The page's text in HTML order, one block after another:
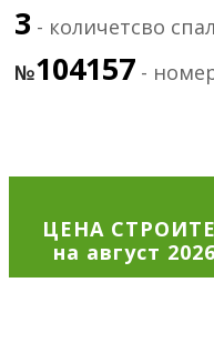
3 - количетсво
№104157 -
ЦЕНА